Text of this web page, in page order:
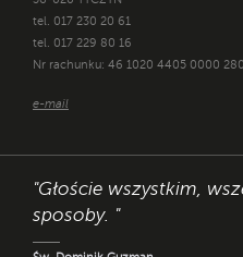
tel. 017 230 20 61
tel. 017 229 80 16
Nr rachunku: 46 1020 4405 0000
e-mail
"Głoście wszystkim,
sposoby. "